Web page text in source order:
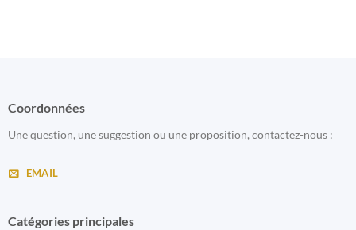
Coordonnées
Une question, une suggestion ou une proposition, contactez-nous :
EMAIL
Catégories principales